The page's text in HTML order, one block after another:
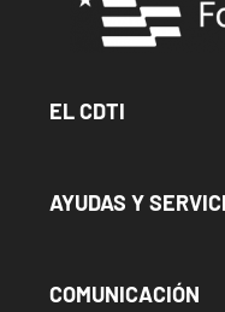
Menu Footer Cdti
EL CDTI
Menu Footer Ayudas
AYUDAS Y
Menu Footer
COMUNICACIÓN